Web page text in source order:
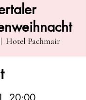
Hotel Pachmair